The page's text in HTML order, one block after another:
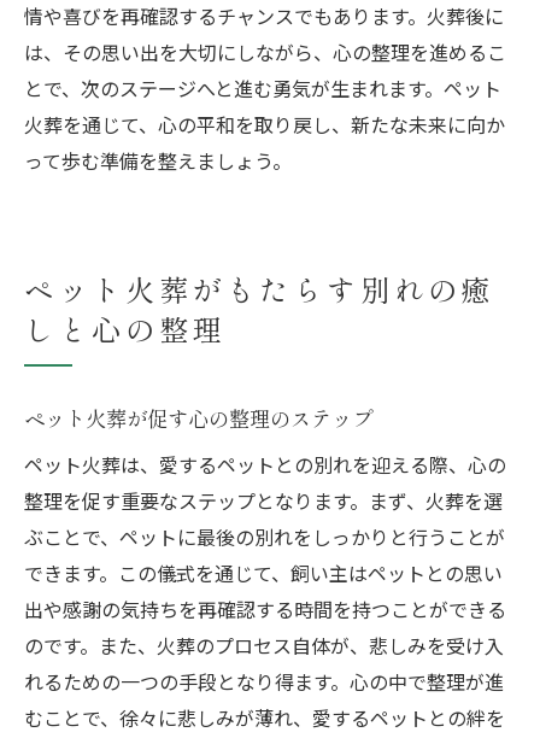
情や喜びを再確認するチャンスでもあります。火葬後に
は、その思い出を大切にしながら、心の整理を進めるこ
とで、次のステージへと進む勇気が生まれます。ペット
火葬を通じて、心の平和を取り戻し、新たな未来に向か
って歩む準備を整えましょう。
ペット火葬がもたらす別れの癒
しと心の整理
ペット火葬が促す心の整理のステップ
ペット火葬は、愛するペットとの別れを迎える際、心の
整理を促す重要なステップとなります。まず、火葬を選
ぶことで、ペットに最後の別れをしっかりと行うことが
できます。この儀式を通じて、飼い主はペットとの思い
出や感謝の気持ちを再確認する時間を持つことができる
のです。また、火葬のプロセス自体が、悲しみを受け入
れるための一つの手段となり得ます。心の中で整理が進
むことで、徐々に悲しみが薄れ、愛するペットとの絆を